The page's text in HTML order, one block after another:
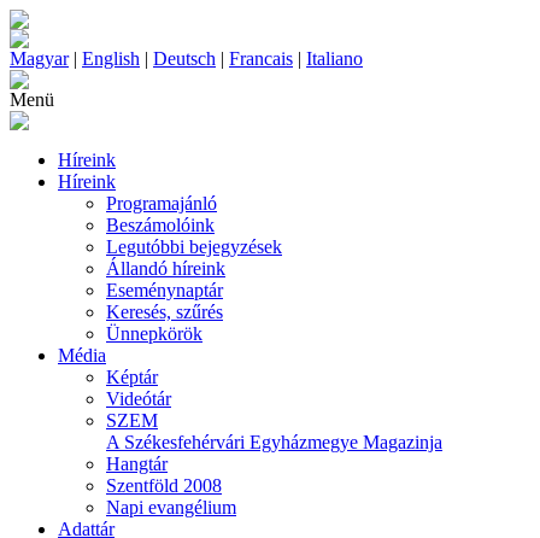
Magyar| English | Deutsch | Francais | Italiano
Menü
Híreink
Híreink
Programajánló
Beszámolóink
Legutóbbi bejegyzések
Állandó híreink
Eseménynaptár
Keresés, szűrés
Ünnepkörök
Média
Képtár
Videótár
SZEM
A Székesfehérvári Egyházmegye Magazinja
Hangtár
Szentföld 2008
Napi evangélium
Adattár